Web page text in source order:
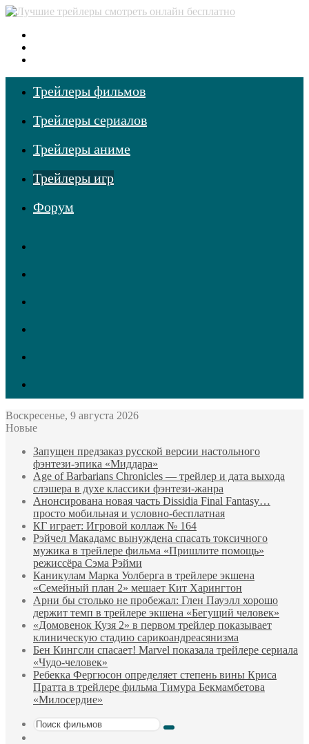
Трейлеры фильмов
Трейлеры сериалов
Трейлеры аниме
Трейлеры игр
Форум
Воскресенье, 9 августа 2026
Новые
Запущен предзаказ русской версии настольного
фэнтези-эпика «Миддара»
Age of Barbarians Chronicles — трейлер и дата выхода
слэшера в духе классики фэнтези-жанра
Анонсирована новая часть Dissidia Final Fantasy…
просто мобильная и условно-бесплатная
КГ играет: Игровой коллаж № 164
Рэйчел Макадамс вынуждена спасать токсичного
мужика в трейлере фильма «Пришлите помощь»
режиссёра Сэма Рэйми
Каникулам Марка Уолберга в трейлере экшена
«Семейный план 2» мешает Кит Харингтон
Арни бы столько не пробежал: Глен Пауэлл хорошо
держит темп в трейлере экшена «Бегущий человек»
«Домовенок Кузя 2» в первом трейлер показывает
клиническую стадию сарикоандреасянизма
Бен Кингсли спасает! Marvel показала трейлере сериала
«Чудо-человек»
Ребекка Фергюсон определяет степень вины Криса
Пратта в трейлере фильма Тимура Бекмамбетова
«Милосердие»
Поиск